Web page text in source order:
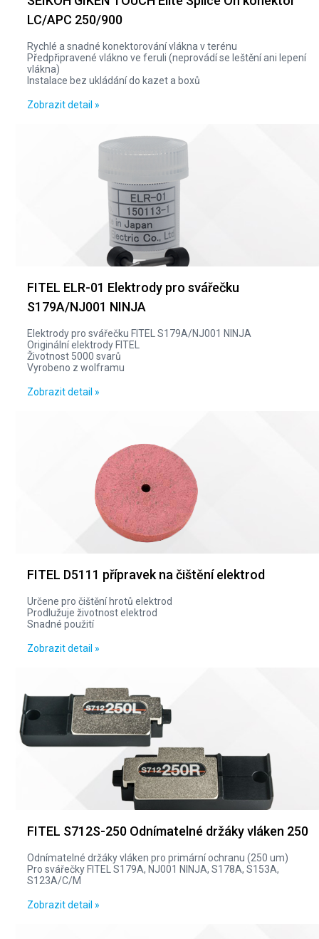
LC/APC 250/900
Rychlé a snadné konektorování vlákna v terénu
Předpřipravené vlákno ve feruli (neprovádí se leštění ani lepení
vlákna)
Instalace bez ukládání do kazet a boxů
Zobrazit detail »
FITEL ELR-01 Elektrody pro svářečku
S179A/NJ001 NINJA
Elektrody pro svářečku FITEL S179A/NJ001 NINJA
Originální elektrody FITEL
Životnost 5000 svarů
Vyrobeno z wolframu
Zobrazit detail »
FITEL D5111 přípravek na čištění elektrod
Určene pro čištění hrotů elektrod
Prodlužuje životnost elektrod
Snadné použití
Zobrazit detail »
FITEL S712S-250 Odnímatelné držáky vláken 250
Odnímatelné držáky vláken pro primární ochranu (250 um)
Pro svářečky FITEL S179A, NJ001 NINJA, S178A, S153A,
S123A/C/M
Zobrazit detail »